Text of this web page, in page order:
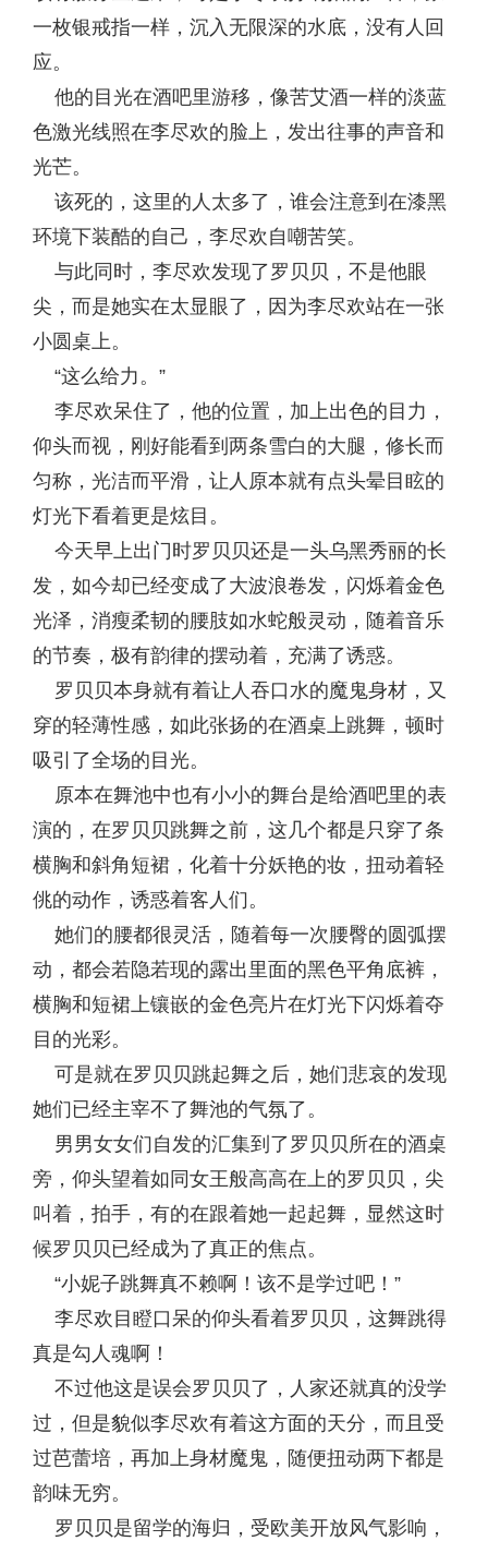
一枚银戒指一样，沉入无限深的水底，没有人回
应。
他的目光在酒吧里游移，像苦艾酒一样的淡蓝
色激光线照在李尽欢的脸上，发出往事的声音和
光芒。
该死的，这里的人太多了，谁会注意到在漆黑
环境下装酷的自己，李尽欢自嘲苦笑。
与此同时，李尽欢发现了罗贝贝，不是他眼
尖，而是她实在太显眼了，因为李尽欢站在一张
小圆桌上。
“这么给力。”
李尽欢呆住了，他的位置，加上出色的目力，
仰头而视，刚好能看到两条雪白的大腿，修长而
匀称，光洁而平滑，让人原本就有点头晕目眩的
灯光下看着更是炫目。
今天早上出门时罗贝贝还是一头乌黑秀丽的长
发，如今却已经变成了大波浪卷发，闪烁着金色
光泽，消瘦柔韧的腰肢如水蛇般灵动，随着音乐
的节奏，极有韵律的摆动着，充满了诱惑。
罗贝贝本身就有着让人吞口水的魔鬼身材，又
穿的轻薄性感，如此张扬的在酒桌上跳舞，顿时
吸引了全场的目光。
原本在舞池中也有小小的舞台是给酒吧里的表
演的，在罗贝贝跳舞之前，这几个都是只穿了条
横胸和斜角短裙，化着十分妖艳的妆，扭动着轻
佻的动作，诱惑着客人们。
她们的腰都很灵活，随着每一次腰臀的圆弧摆
动，都会若隐若现的露出里面的黑色平角底裤，
横胸和短裙上镶嵌的金色亮片在灯光下闪烁着夺
目的光彩。
可是就在罗贝贝跳起舞之后，她们悲哀的发现
她们已经主宰不了舞池的气氛了。
男男女女们自发的汇集到了罗贝贝所在的酒桌
旁，仰头望着如同女王般高高在上的罗贝贝，尖
叫着，拍手，有的在跟着她一起起舞，显然这时
候罗贝贝已经成为了真正的焦点。
“小妮子跳舞真不赖啊！该不是学过吧！”
李尽欢目瞪口呆的仰头看着罗贝贝，这舞跳得
真是勾人魂啊！
不过他这是误会罗贝贝了，人家还就真的没学
过，但是貌似李尽欢有着这方面的天分，而且受
过芭蕾培，再加上身材魔鬼，随便扭动两下都是
韵味无穷。
罗贝贝是留学的海归，受欧美开放风气影响，